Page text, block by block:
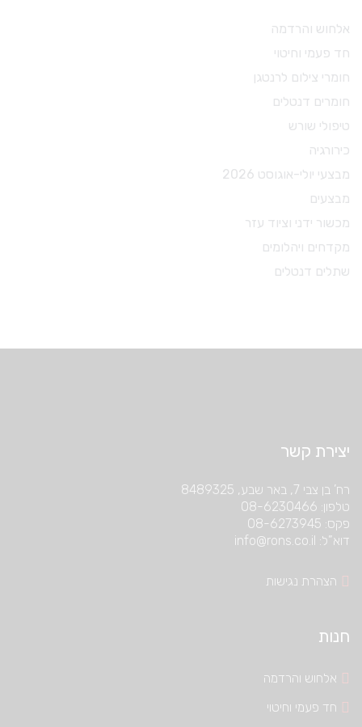
אלחוש והרדמה
חד פעמי וחיטוי
חומרי צילום לרנטגן
חומרים דנטלים
טיפולי שורש
כירורגיה
מבצעי יולי-אוגוסט 2026
מבצעים
מכשור ידני וציוד עזר
מקדחים ויהלומים
שתלים דנטלים
יצירת קשר
רח’ בן צבי 7, באר שבע, 8489325
טלפון: 08-6230466
פקס: 08-6273945
דוא”ל: info@rons.co.il
הצהרת נגישות
חנות
אלחוש והרדמה
חד פעמי וחיטוי